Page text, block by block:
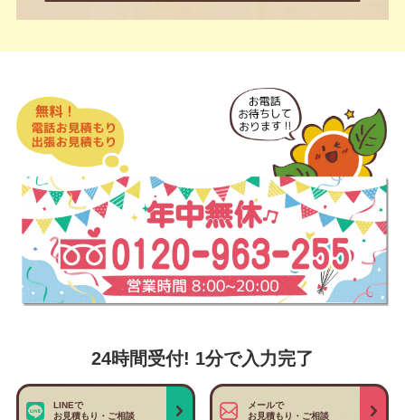
24時間受付! 1分で入力完了
LINEで
お見積もり・ご相談
メールで
お見積もり・ご相談